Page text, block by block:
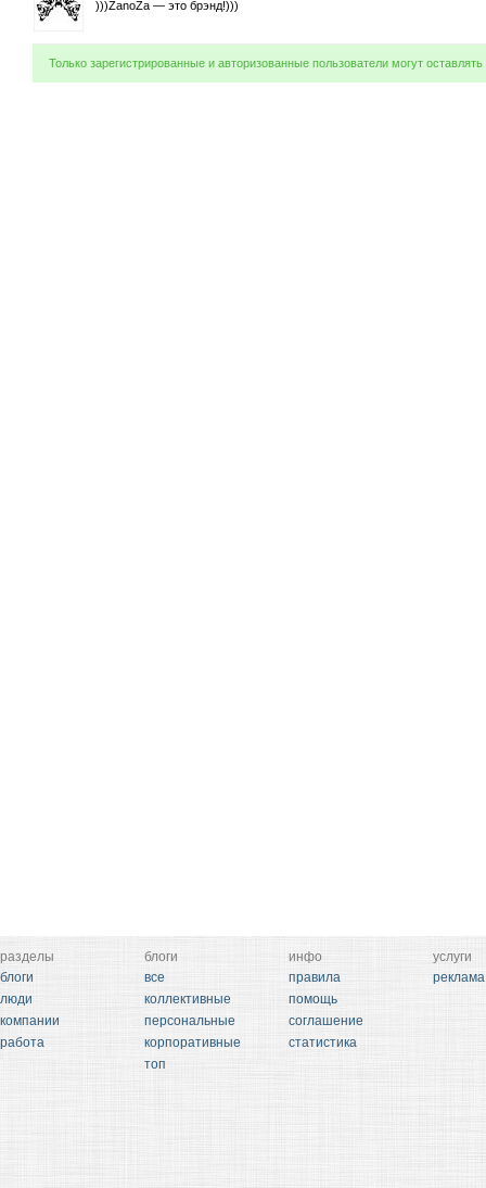
)))ZanoZa — это брэнд!)))
Только зарегистрированные и авторизованные пользователи могут
разделы
блоги
люди
компании
работа
блоги
все
коллективные
персональные
корпоративные
топ
инфо
правила
помощь
соглашение
статистика
услуги
реклама